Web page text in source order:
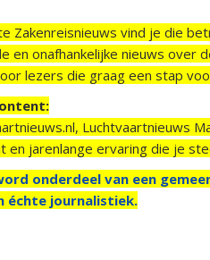
Zakenreisnieuws vind je die
en onafhankelijke nieuws over
lezers die graag een stap
Luchtvaartnieuws
en jarenlange ervaring die je
onderdeel van een
échte journalistiek.